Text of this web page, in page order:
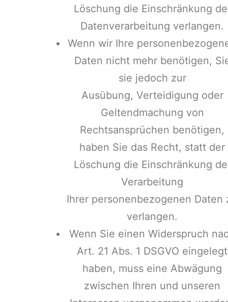
Löschung die Einschränkung
Datenverarbeitung verlangen.
Wenn wir Ihre
Daten nicht mehr benötigen,
sie jedoch zur
Ausübung, Verteidigung oder
Geltendmachung von
Rechtsansprüchen benötigen,
haben Sie das Recht, statt der
Löschung die Einschränkung
Verarbeitung
Ihrer personenbezogenen Daten
verlangen.
Wenn Sie einen Widerspruch
Art. 21 Abs. 1 DSGVO eingelegt
haben, muss eine Abwägung
zwischen Ihren und unseren